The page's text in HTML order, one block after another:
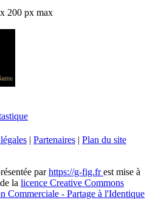
200 px max
| Partenaires | Plan du site
parhttps://g-fig.frest mise à
la licence Creative Commons
Commerciale - Partage à l'Identique